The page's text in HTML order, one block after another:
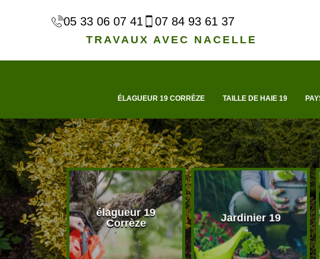
05 33 06 07 41 07 84 93 61 37
TRAVAUX AVEC NACELLE
ÉLAGUEUR 19 CORRÈZE TAILLE DE HAIE 19
19
élagueur 19
Corrèze
Jardinier 19